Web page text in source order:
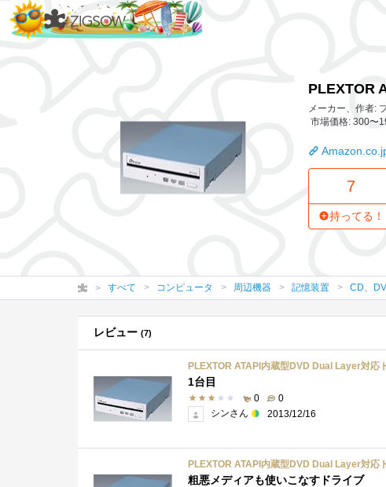
PLEXTOR
メーカー、作者:
市場価格: 300〜
7
持ってる！
すべて コンピュータ 周辺機器 記憶装置 CD、
レビュー (7)
PLEXTOR ATAPI内蔵型DVD Dual Layer対応
1台目
0
0
シンさん
2013/12/16
PLEXTOR ATAPI内蔵型DVD Dual Layer対応
粗悪メディアも使いこなすドライブ